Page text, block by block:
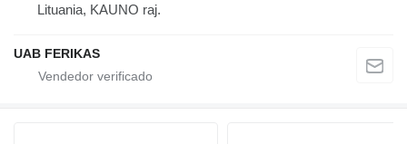
Lituania, KAUNO raj.
UAB FERIKAS